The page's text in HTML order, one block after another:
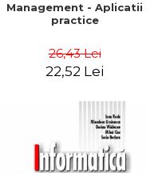
Management - Aplicatii
practice
26,43 Lei
22,52 Lei